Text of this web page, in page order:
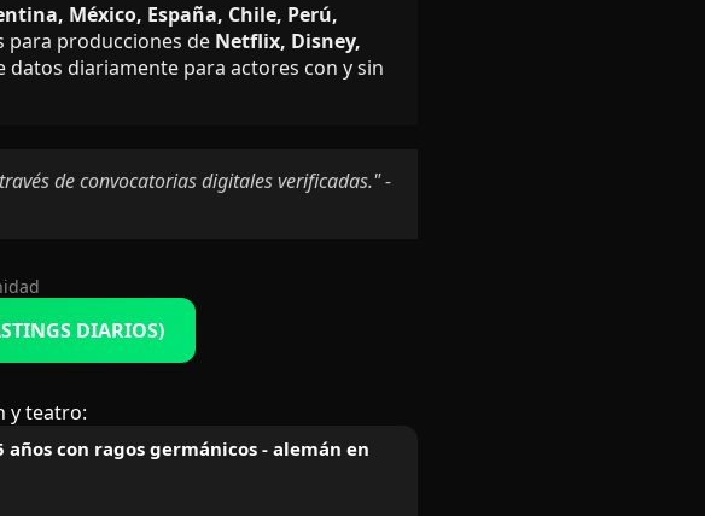
México, España, Chile, Perú,
para producciones de Netflix, Disney,
diariamente para actores con y sin
de convocatorias digitales verificadas." -
DIARIOS)
y teatro:
años con ragos germánicos - alemán en